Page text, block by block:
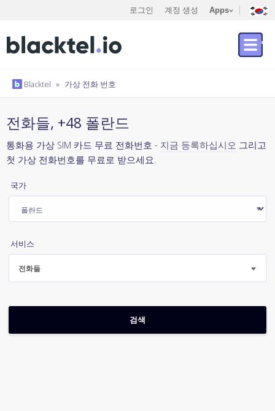
로그인 계정 생성 Apps
Blacktel » 가상 전화 번호
전화들, +48 폴란드
통화용 가상 SIM 카드 무료 전화번호 - 지금 등록하십시오 그리고
첫 가상 전화번호를 무료로 받으세요.
국가
서비스
전화들